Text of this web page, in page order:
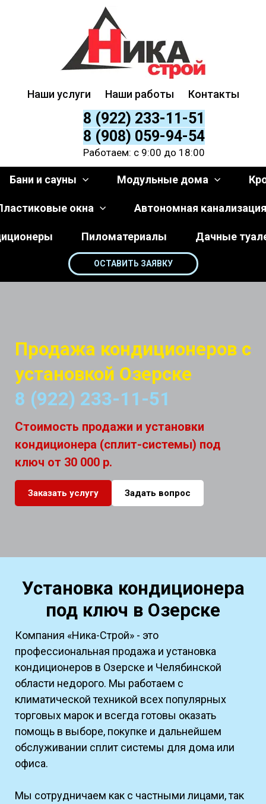
Наши услуги Наши работы Контакты
8 (922) 233-11-51
8 (908) 059-94-54
Работаем: с 9:00 до 18:00
Бани и сауны Модульные дома
окна Автономная канализация
Пиломатериалы Дачные
ОСТАВИТЬ ЗАЯВКУ
Продажа кондиционеров с
установкой Озерске
8 (922) 233-11-51
Стоимость продажи и установки
кондиционера (сплит-системы) под
ключ от 30 000 р.
Заказать услугу Задать вопрос
Установка кондиционера
под ключ в Озерске
Компания «Ника-Строй» - это
профессиональная продажа и установка
кондиционеров в Озерске и Челябинской
области недорого. Мы работаем с
климатической техникой всех популярных
торговых марок и всегда готовы оказать
помощь в выборе, покупке и дальнейшем
обслуживании сплит системы для дома или
офиса.
Мы сотрудничаем как с частными лицами, так